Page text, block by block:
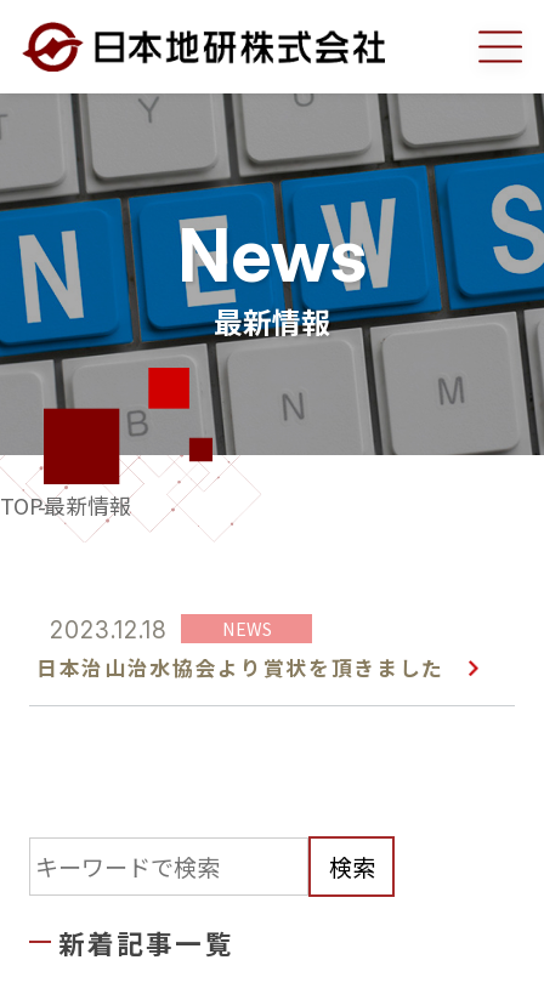
弊社の強み
事業案内
調査部門
建設コンサルタント部門
工事部門
測量部門
環境部門
学会・調査報告
最新情報
News
最新情報
TOP最新情報
2023.12.18 NEWS
日本治山治水協会より賞状を頂きました
検索
新着記事一覧